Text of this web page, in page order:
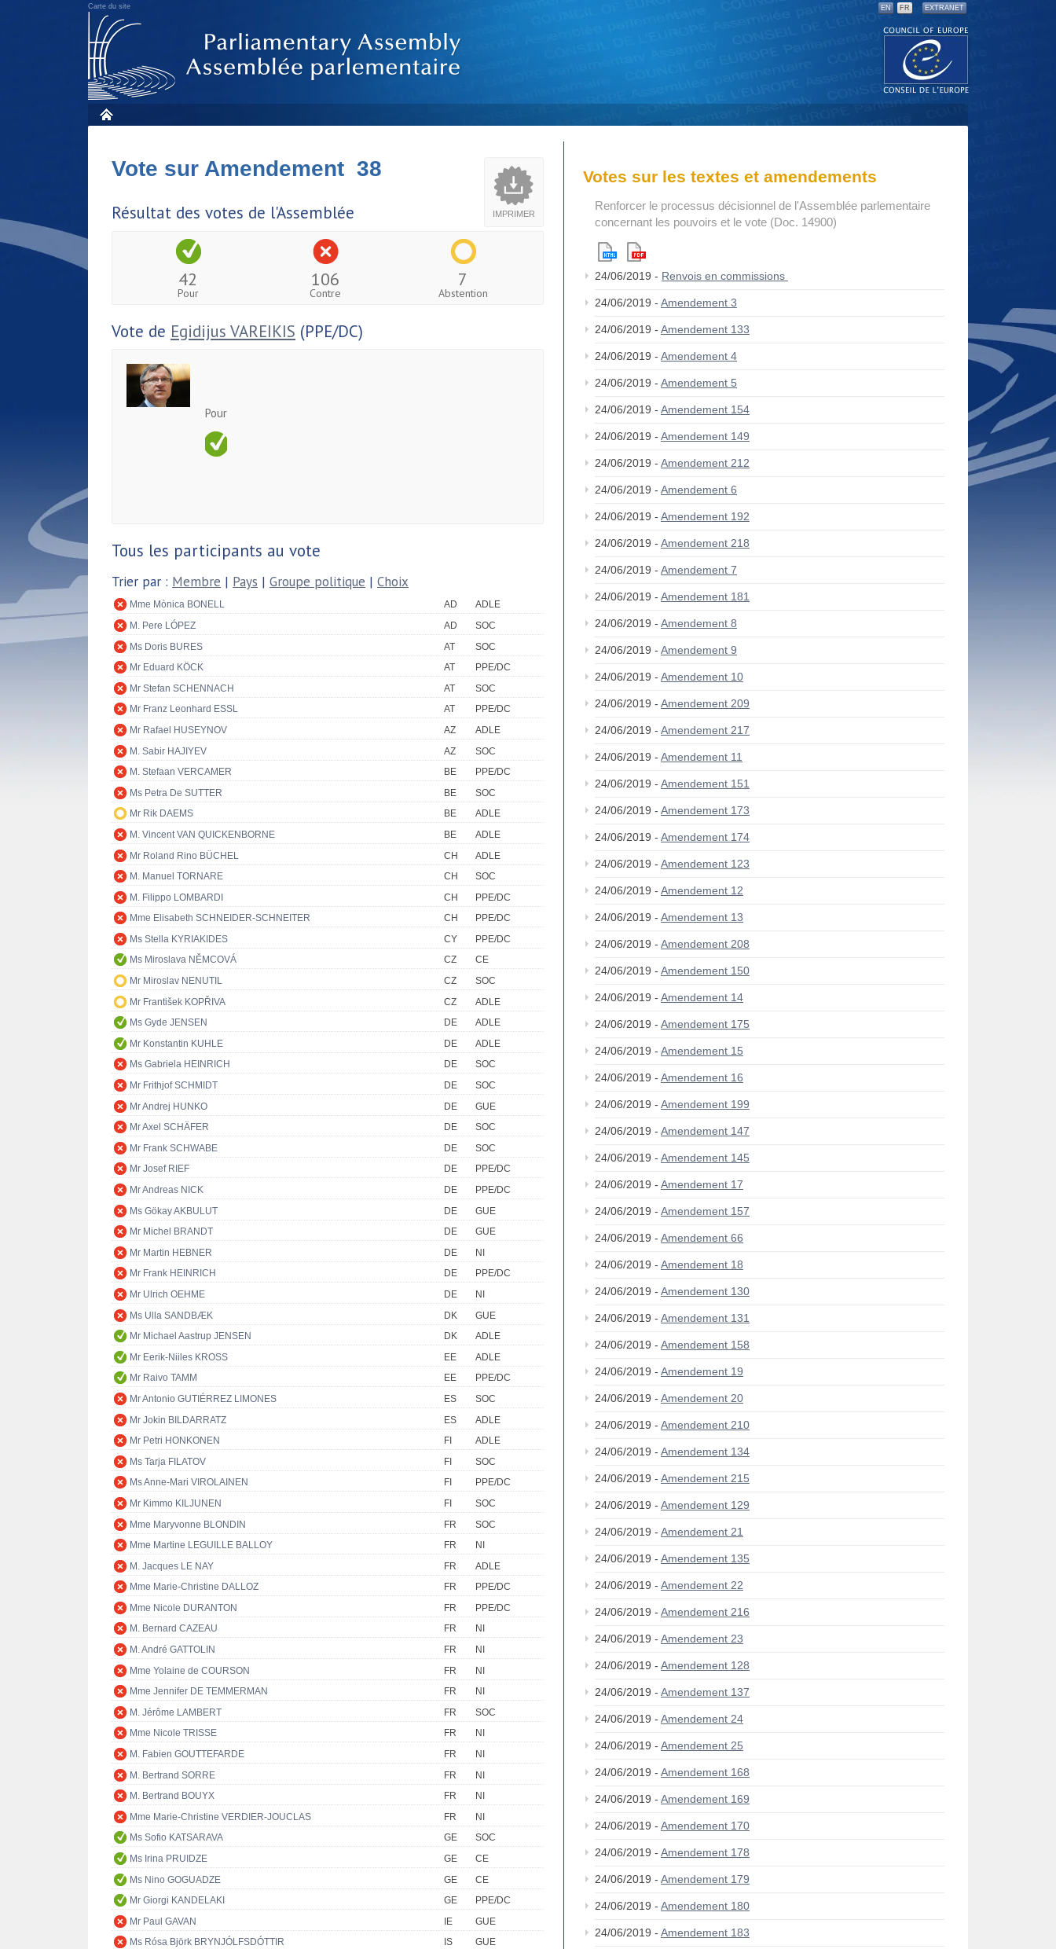
Carte du site EN FR EXTRANET
IMPRIMER
Vote sur Amendement 38
Résultat des votes de l'Assemblée
42
Pour
106
Contre
7
Abstention
Vote de Egidijus VAREIKIS (PPE/DC)
Pour
Tous les participants au vote
Trier par : Membre | Pays | Groupe politique | Choix
Mme Mònica BONELL AD
ADLE
M. Pere LÓPEZ
AD
SOC
Ms Doris BURES
AT
SOC
Mr Eduard KÖCK
AT
PPE/DC
Mr Stefan SCHENNACH
AT
SOC
Mr Franz Leonhard ESSL
AT
PPE/DC
Mr Rafael HUSEYNOV
AZ
ADLE
M. Sabir HAJIYEV
AZ
SOC
M. Stefaan VERCAMER
BE
PPE/DC
Ms Petra De SUTTER
BE
SOC
Mr Rik DAEMS
BE
ADLE
M. Vincent VAN QUICKENBORNE
BE
ADLE
Mr Roland Rino BÜCHEL
CH
ADLE
M. Manuel TORNARE
CH
SOC
M. Filippo LOMBARDI
CH
PPE/DC
Mme Elisabeth SCHNEIDER-SCHNEITER
CH
PPE/DC
Ms Stella KYRIAKIDES
CY
PPE/DC
Ms Miroslava NĚMCOVÁ
CZ
CE
Mr Miroslav NENUTIL
CZ
SOC
Mr František KOPŘIVA
CZ
ADLE
Ms Gyde JENSEN
DE
ADLE
Mr Konstantin KUHLE
DE
ADLE
Ms Gabriela HEINRICH
DE
SOC
Mr Frithjof SCHMIDT
DE
SOC
Mr Andrej HUNKO
DE
GUE
Mr Axel SCHÄFER
DE
SOC
Mr Frank SCHWABE
DE
SOC
Mr Josef RIEF
DE
PPE/DC
Mr Andreas NICK
DE
PPE/DC
Ms Gökay AKBULUT
DE
GUE
Mr Michel BRANDT
DE
GUE
Mr Martin HEBNER
DE
NI
Mr Frank HEINRICH
DE
PPE/DC
Mr Ulrich OEHME
DE
NI
Ms Ulla SANDBÆK
DK
GUE
Mr Michael Aastrup JENSEN
DK
ADLE
Mr Eerik-Niiles KROSS
EE
ADLE
Mr Raivo TAMM
EE
PPE/DC
Mr Antonio GUTIÉRREZ LIMONES
ES
SOC
Mr Jokin BILDARRATZ
ES
ADLE
Mr Petri HONKONEN
FI
ADLE
Ms Tarja FILATOV
FI
SOC
Ms Anne-Mari VIROLAINEN
FI
PPE/DC
Mr Kimmo KILJUNEN
FI
SOC
Mme Maryvonne BLONDIN
FR
SOC
Mme Martine LEGUILLE BALLOY
FR
NI
M. Jacques LE NAY
FR
ADLE
Mme Marie-Christine DALLOZ
FR
PPE/DC
Mme Nicole DURANTON
FR
PPE/DC
M. Bernard CAZEAU
FR
NI
M. André GATTOLIN
FR
NI
Mme Yolaine de COURSON
FR
NI
Mme Jennifer DE TEMMERMAN
FR
NI
M. Jérôme LAMBERT
FR
SOC
Mme Nicole TRISSE
FR
NI
M. Fabien GOUTTEFARDE
FR
NI
M. Bertrand SORRE
FR
NI
M. Bertrand BOUYX
FR
NI
Mme Marie-Christine VERDIER-JOUCLAS
FR
NI
Ms Sofio KATSARAVA
GE
SOC
Ms Irina PRUIDZE
GE
CE
Ms Nino GOGUADZE
GE
CE
Mr Giorgi KANDELAKI
GE
PPE/DC
Mr Paul GAVAN
IE
GUE
Ms Rósa Björk BRYNJÓLFSDÓTTIR
IS
GUE
Votes sur les textes et amendements
Renforcer le processus décisionnel de l'Assemblée parlementaire
concernant les pouvoirs et le vote (Doc. 14900)
24/06/2019 - Renvois en commissions
24/06/2019 - Amendement 3
24/06/2019 - Amendement 133
24/06/2019 - Amendement 4
24/06/2019 - Amendement 5
24/06/2019 - Amendement 154
24/06/2019 - Amendement 149
24/06/2019 - Amendement 212
24/06/2019 - Amendement 6
24/06/2019 - Amendement 192
24/06/2019 - Amendement 218
24/06/2019 - Amendement 7
24/06/2019 - Amendement 181
24/06/2019 - Amendement 8
24/06/2019 - Amendement 9
24/06/2019 - Amendement 10
24/06/2019 - Amendement 209
24/06/2019 - Amendement 217
24/06/2019 - Amendement 11
24/06/2019 - Amendement 151
24/06/2019 - Amendement 173
24/06/2019 - Amendement 174
24/06/2019 - Amendement 123
24/06/2019 - Amendement 12
24/06/2019 - Amendement 13
24/06/2019 - Amendement 208
24/06/2019 - Amendement 150
24/06/2019 - Amendement 14
24/06/2019 - Amendement 175
24/06/2019 - Amendement 15
24/06/2019 - Amendement 16
24/06/2019 - Amendement 199
24/06/2019 - Amendement 147
24/06/2019 - Amendement 145
24/06/2019 - Amendement 17
24/06/2019 - Amendement 157
24/06/2019 - Amendement 66
24/06/2019 - Amendement 18
24/06/2019 - Amendement 130
24/06/2019 - Amendement 131
24/06/2019 - Amendement 158
24/06/2019 - Amendement 19
24/06/2019 - Amendement 20
24/06/2019 - Amendement 210
24/06/2019 - Amendement 134
24/06/2019 - Amendement 215
24/06/2019 - Amendement 129
24/06/2019 - Amendement 21
24/06/2019 - Amendement 135
24/06/2019 - Amendement 22
24/06/2019 - Amendement 216
24/06/2019 - Amendement 23
24/06/2019 - Amendement 128
24/06/2019 - Amendement 137
24/06/2019 - Amendement 24
24/06/2019 - Amendement 25
24/06/2019 - Amendement 168
24/06/2019 - Amendement 169
24/06/2019 - Amendement 170
24/06/2019 - Amendement 178
24/06/2019 - Amendement 179
24/06/2019 - Amendement 180
24/06/2019 - Amendement 183